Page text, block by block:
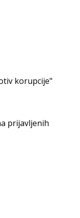
korupcije"
prijavljenih